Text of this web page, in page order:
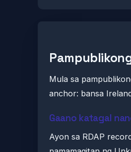
Mula sa
anchor: bansa
Gaano katagal
Ayon sa RDAP